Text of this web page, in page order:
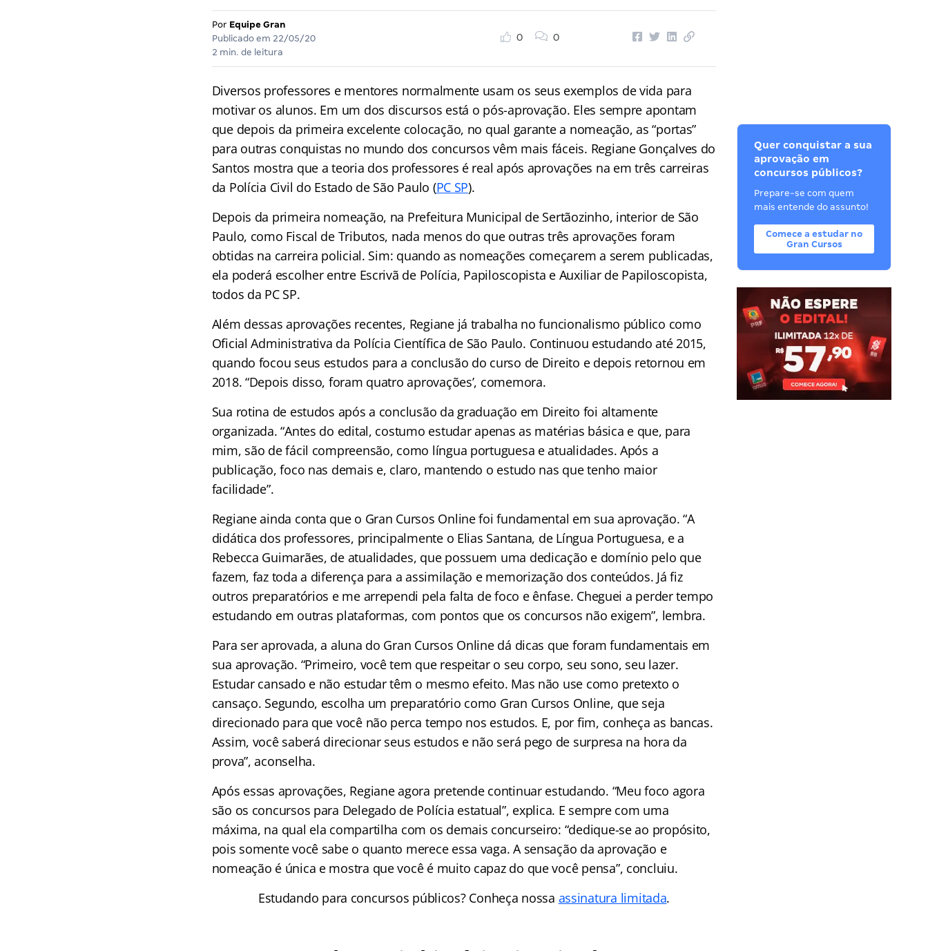
Por Equipe Gran
Publicado em 22/05/20
2 min. de leitura
0 0
Diversos professores e mentores normalmente usam os seus exemplos de vida para
motivar os alunos. Em um dos discursos está o pós-aprovação. Eles sempre apontam
que depois da primeira excelente colocação, no qual garante a nomeação, as “portas”
para outras conquistas no mundo dos concursos vêm mais fáceis. Regiane Gonçalves do
Santos mostra que a teoria dos professores é real após aprovações na em três carreiras
da Polícia Civil do Estado de São Paulo (PC SP).
Depois da primeira nomeação, na Prefeitura Municipal de Sertãozinho, interior de São
Paulo, como Fiscal de Tributos, nada menos do que outras três aprovações foram
obtidas na carreira policial. Sim: quando as nomeações começarem a serem publicadas,
ela poderá escolher entre Escrivã de Polícia, Papiloscopista e Auxiliar de Papiloscopista,
todos da PC SP.
Além dessas aprovações recentes, Regiane já trabalha no funcionalismo público como
Oficial Administrativa da Polícia Científica de São Paulo. Continuou estudando até 2015,
quando focou seus estudos para a conclusão do curso de Direito e depois retornou em
2018. “Depois disso, foram quatro aprovações’, comemora.
Sua rotina de estudos após a conclusão da graduação em Direito foi altamente
organizada. “Antes do edital, costumo estudar apenas as matérias básica e que, para
mim, são de fácil compreensão, como língua portuguesa e atualidades. Após a
publicação, foco nas demais e, claro, mantendo o estudo nas que tenho maior
facilidade”.
Regiane ainda conta que o Gran Cursos Online foi fundamental em sua aprovação. “A
didática dos professores, principalmente o Elias Santana, de Língua Portuguesa, e a
Rebecca Guimarães, de atualidades, que possuem uma dedicação e domínio pelo que
fazem, faz toda a diferença para a assimilação e memorização dos conteúdos. Já fiz
outros preparatórios e me arrependi pela falta de foco e ênfase. Cheguei a perder tempo
estudando em outras plataformas, com pontos que os concursos não exigem”, lembra.
Para ser aprovada, a aluna do Gran Cursos Online dá dicas que foram fundamentais em
sua aprovação. “Primeiro, você tem que respeitar o seu corpo, seu sono, seu lazer.
Estudar cansado e não estudar têm o mesmo efeito. Mas não use como pretexto o
cansaço. Segundo, escolha um preparatório como Gran Cursos Online, que seja
direcionado para que você não perca tempo nos estudos. E, por fim, conheça as bancas.
Assim, você saberá direcionar seus estudos e não será pego de surpresa na hora da
prova”, aconselha.
Após essas aprovações, Regiane agora pretende continuar estudando. “Meu foco agora
são os concursos para Delegado de Polícia estatual”, explica. E sempre com uma
máxima, na qual ela compartilha com os demais concurseiro: “dedique-se ao propósito,
pois somente você sabe o quanto merece essa vaga. A sensação da aprovação e
nomeação é única e mostra que você é muito capaz do que você pensa”, concluiu.
Estudando para concursos públicos? Conheça nossa assinatura limitada.
Quer conquistar a sua
aprovação em
concursos públicos?
Prepare-se com quem
mais entende do assunto!
Comece a estudar no
Gran Cursos